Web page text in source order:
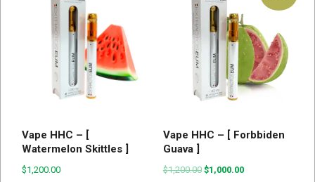
Vape HHC – [
Watermelon Skittles ]
$1,200.00
Vape HHC – [ Forbbiden
Guava ]
$1,200.00 $1,000.00